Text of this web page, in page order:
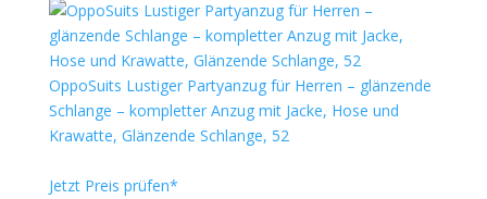
OppoSuits Lustiger Partyanzug für Herren – glänzende
Schlange – kompletter Anzug mit Jacke, Hose und
Krawatte, Glänzende Schlange, 52
Jetzt Preis prüfen*